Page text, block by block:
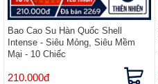
Bao Cao Su Hàn Quốc Shell
Intense - Siêu Mỏng, Siêu Mềm
Mại - 10 Chiếc
210.000đ